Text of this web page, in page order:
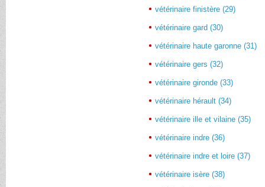
vétérinaire finistère (29)
vétérinaire gard (30)
vétérinaire haute garonne (31)
vétérinaire gers (32)
vétérinaire gironde (33)
vétérinaire hérault (34)
vétérinaire ille et vilaine (35)
vétérinaire indre (36)
vétérinaire indre et loire (37)
vétérinaire isère (38)